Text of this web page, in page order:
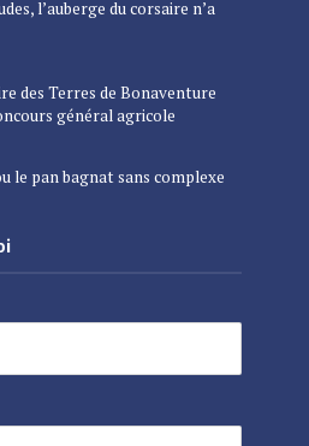
l’auberge du corsaire n’a
des Terres de Bonaventure
général agricole
le pan bagnat sans complexe